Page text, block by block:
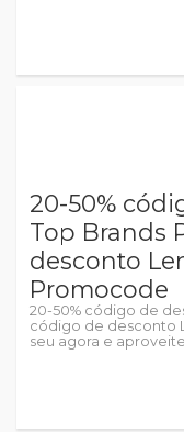
20-50%
Top Brands
desconto
Promocode
20-50% código de
código de desconto
seu agora e